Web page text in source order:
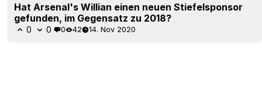
Hat Arsenal's Willian einen neuen Stiefelsponsor
gefunden, im Gegensatz zu 2018?
0 0 0 42 14. Nov 2020